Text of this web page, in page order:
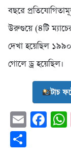
বছরে
উরুগুয়ে (৪টি
দেখা হয়েছিল
গোলে ড্র হয়েছিল।
টাচ
Email